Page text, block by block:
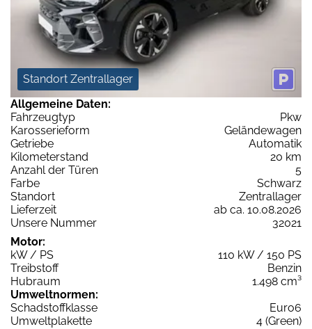
Standort Zentrallager
Allgemeine Daten:
Fahrzeugtyp
Pkw
Karosserieform
Geländewagen
Getriebe
Automatik
Kilometerstand
20 km
Anzahl der Türen
5
Farbe
Schwarz
Standort
Zentrallager
Lieferzeit
ab ca. 10.08.2026
Unsere Nummer
32021
Motor:
kW / PS
110 kW / 150 PS
Treibstoff
Benzin
Hubraum
1.498 cm³
Umweltnormen:
Schadstoffklasse
Euro6
Umweltplakette
4 (Green)